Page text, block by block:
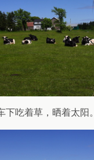
吃着草，晒着太阳。